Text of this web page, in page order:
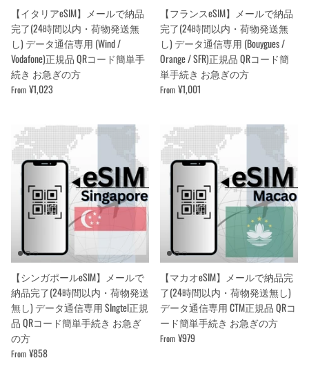
【イタリアeSIM】メールで納品
完了(24時間以内・荷物発送無
し) データ通信専用 (Wind /
Vodafone)正規品 QRコード簡単手
続き お急ぎの方
From ¥1,023
【フランスeSIM】メールで納品
完了(24時間以内・荷物発送無
し) データ通信専用 (Bouygues /
Orange / SFR)正規品 QRコード簡
単手続き お急ぎの方
From ¥1,001
【シンガポールeSIM】メールで
納品完了(24時間以内・荷物発送
無し) データ通信専用 SIngtel正規
品 QRコード簡単手続き お急ぎ
の方
From ¥858
【マカオeSIM】メールで納品完
了(24時間以内・荷物発送無し)
データ通信専用 CTM正規品 QRコ
ード簡単手続き お急ぎの方
From ¥979